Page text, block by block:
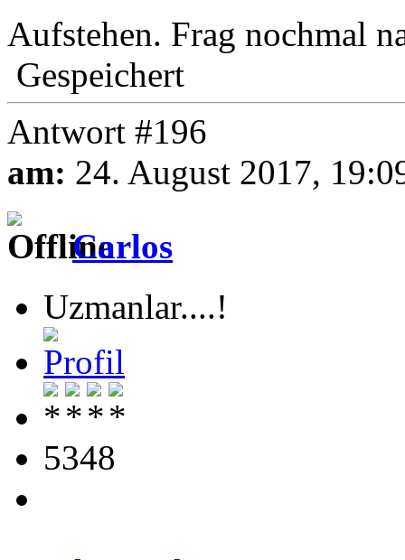
Aufstehen. Frag nochmal
Gespeichert
Antwort #196
am: 24. August 2017,
Carlos
Uzmanlar....!
5348